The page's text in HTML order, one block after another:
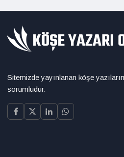
Sitemizde yayınlanan köşe
sorumludur.